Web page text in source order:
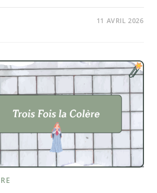
11 AVRIL 2026